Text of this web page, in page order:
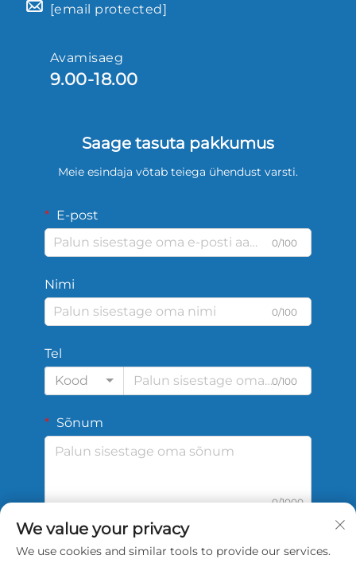
[email protected]
Avamisaeg
9.00-18.00
Saage tasuta pakkumus
Meie esindaja võtab teiega ühendust varsti.
E-post
0/100
Nimi
0/100
Tel
Kood
0/100
Sõnum
0/1000
Esita
We value your privacy
We use cookies and similar tools to provide our services.